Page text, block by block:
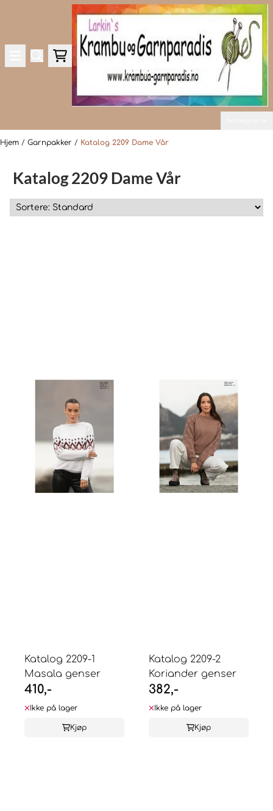
Hopp til innhold
Hjem / Garnpakker / Katalog 2209 Dame Vår
Katalog 2209 Dame Vår
Katalog 2209-1
Masala genser
410,-
Ikke på lager
Kjøp
Katalog 2209-2
Koriander genser
382,-
Ikke på lager
Kjøp